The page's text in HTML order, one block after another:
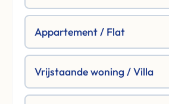
Appartement / Flat
Vrijstaande woning / Villa